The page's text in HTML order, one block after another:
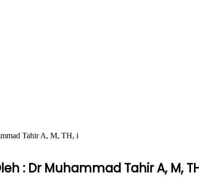
Tahir A, M, TH, i
: Dr Muhammad Tahir A, M,